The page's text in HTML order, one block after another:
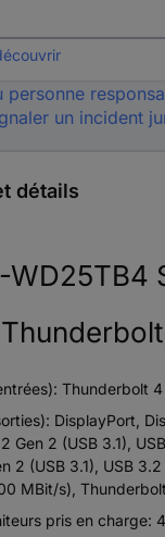
personne
un incident
détails
WD25TB4
Thunderbolt 4
DisplayPort,
Gen 2 (USB 3.1),
2 (USB 3.1), USB 3.2
MBit/s),
pris en charge: 4